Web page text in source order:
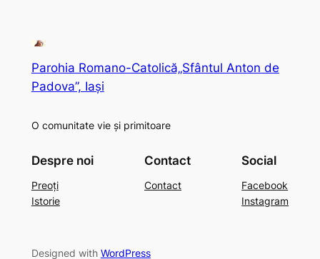
Parohia Romano-Catolică„Sfântul Anton de
Padova”, Iași
O comunitate vie și primitoare
Despre noi
Preoți
Istorie
Contact
Contact
Social
Facebook
Instagram
Designed with WordPress